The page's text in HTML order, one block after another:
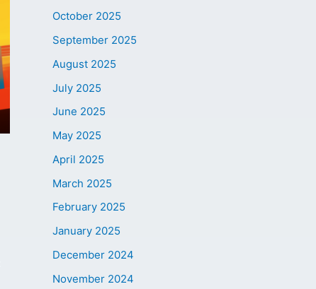
October 2025
September 2025
August 2025
July 2025
June 2025
May 2025
April 2025
March 2025
February 2025
January 2025
December 2024
November 2024